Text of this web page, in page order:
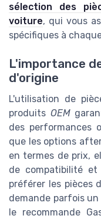
sélection des
voiture, qui vous
spécifiques à
L'importance
d'origine
L'utilisation de
produits OEM
des performances
que les options
en termes de prix,
de compatibilité
préférer les pièces
demande parfois
le recommande